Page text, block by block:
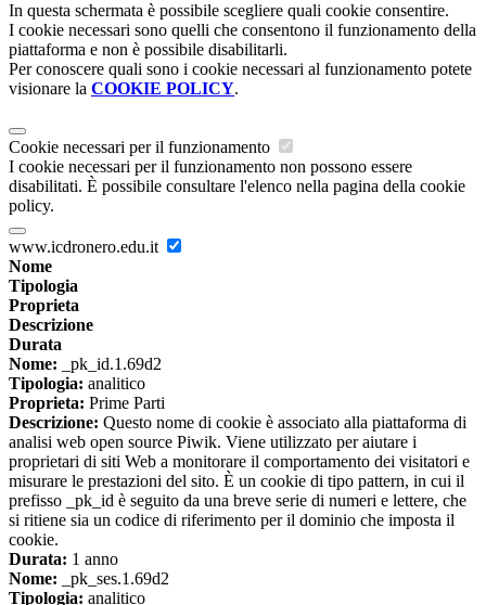
In questa schermata è possibile scegliere quali cookie consentire.
I cookie necessari sono quelli che consentono il funzionamento della
piattaforma e non è possibile disabilitarli.
Per conoscere quali sono i cookie necessari al funzionamento potete
visionare la COOKIE POLICY.
Cookie necessari per il funzionamento
I cookie necessari per il funzionamento non possono essere
disabilitati. È possibile consultare l'elenco nella pagina della cookie
policy.
www.icdronero.edu.it
Nome
Tipologia
Proprieta
Descrizione
Durata
Nome: _pk_id.1.69d2
Tipologia: analitico
Proprieta: Prime Parti
Descrizione: Questo nome di cookie è associato alla piattaforma di
analisi web open source Piwik. Viene utilizzato per aiutare i
proprietari di siti Web a monitorare il comportamento dei visitatori e
misurare le prestazioni del sito. È un cookie di tipo pattern, in cui il
prefisso _pk_id è seguito da una breve serie di numeri e lettere, che
si ritiene sia un codice di riferimento per il dominio che imposta il
cookie.
Durata: 1 anno
Nome: _pk_ses.1.69d2
Tipologia: analitico